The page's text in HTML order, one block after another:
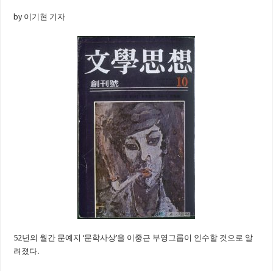
by 이기현 기자
52년의 월간 문예지 ‘문학사상’을 이중근 부영그룹이 인수할 것으로 알
려졌다.